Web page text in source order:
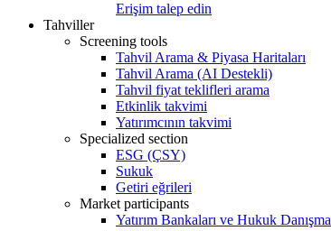
Erişim talep edin
Tahviller
Screening tools
Tahvil Arama & Piyasa Haritaları
Tahvil Arama (AI Destekli)
Tahvil fiyat teklifleri arama
Etkinlik takvimi
Yatırımcının takvimi
Specialized section
ESG (ÇSY)
Sukuk
Getiri eğrileri
Market participants
Yatırım Bankaları ve Hukuk